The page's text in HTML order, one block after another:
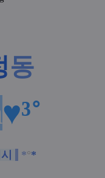
동
♥³˚
*°*